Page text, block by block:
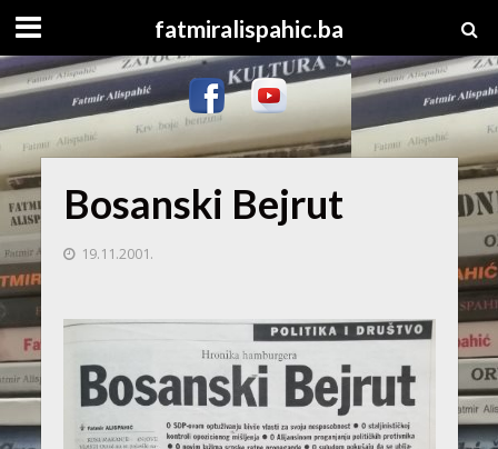
fatmiralispahic.ba
Bosanski Bejrut
19.11.2001.